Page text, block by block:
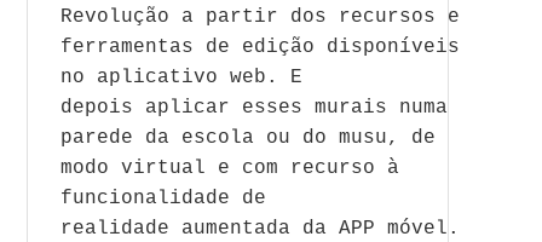
Revolução a partir dos recursos e
ferramentas de edição disponíveis
no aplicativo web. E
depois aplicar esses murais numa
parede da escola ou do musu, de
modo virtual e com recurso à
funcionalidade de
realidade aumentada da APP móvel.